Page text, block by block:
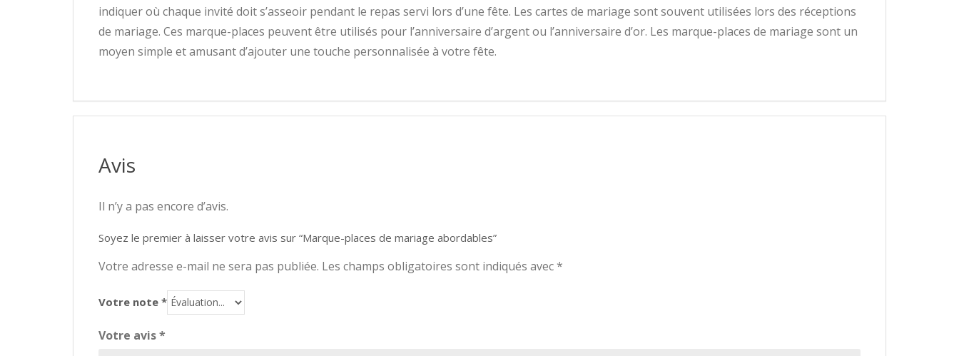
indiquer où chaque invité doit s’asseoir pendant le repas servi lors d’une fête. Les cartes de mariage sont souvent utilisées lors des réceptions
de mariage. Ces marque-places peuvent être utilisés pour l’anniversaire d’argent ou l’anniversaire d’or. Les marque-places de mariage sont un
moyen simple et amusant d’ajouter une touche personnalisée à votre fête.
Avis
Il n’y a pas encore d’avis.
Soyez le premier à laisser votre avis sur “Marque-places de mariage abordables”
Votre adresse e-mail ne sera pas publiée. Les champs obligatoires sont indiqués avec*
Votre note *
Votre avis*